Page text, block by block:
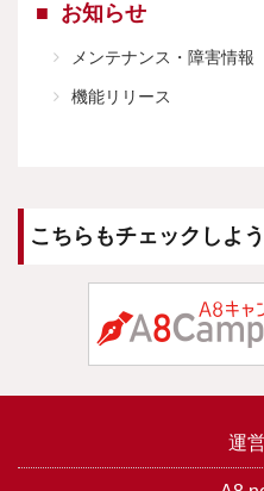
お知らせ
メンテナンス・障害情報
機能リリース
こちらもチェックしよう
運